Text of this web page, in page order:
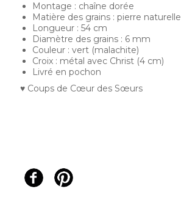
Montage : chaîne dorée
Matière des grains : pierre naturelle
Longueur : 54 cm
Diamètre des grains : 6 mm
Couleur : vert (malachite)
Croix : métal avec Christ (4 cm)
Livré en pochon
♥ Coups de Cœur des Sœurs